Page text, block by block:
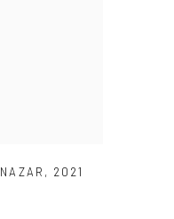
NAZAR , 2021